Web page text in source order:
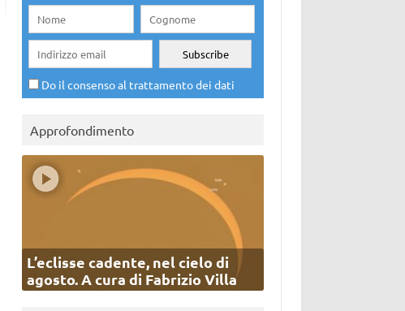
Do il consenso al trattamento dei dati
Approfondimento
L’eclisse cadente, nel cielo di
agosto. A cura di Fabrizio Villa